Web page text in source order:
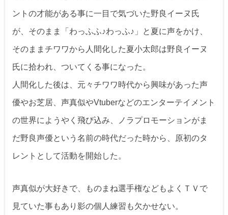
ントの才能がある事に一目で気づいた野良イーヌ氏
が、そのまま「わっふふ♪わっふ♪」と夏に声をかけ、
そのままチワワから人間化した夏小太郎は野良イーヌ
氏に拾われ、ついてくる事になった。
人間化した後は、元々チワワ時代から興味があった声
優やお芝居、声真似やVtuberなどのエンターテイメント
の世界にようやく飛び込み、ノラプロモーションがま
だ野良声優という名前の時代だった時から、原初のタ
レントとして活動を開始した。
声真似が大好きで、ものまね選手権などもよくＴＶで
見ていた事もあり影の個人練習も欠かせない。